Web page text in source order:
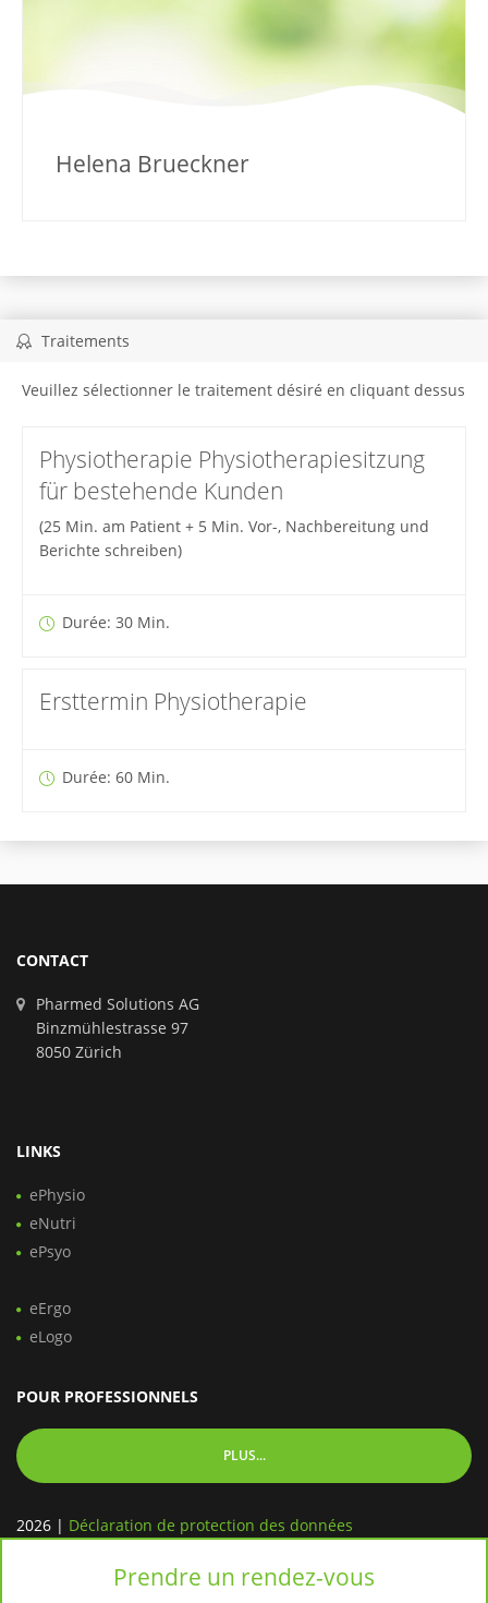
Prendre un rendez-vous
Helena Brueckner
Traitements
Veuillez sélectionner le traitement désiré en cliquant dessus
Physiotherapie Physiotherapiesitzung
für bestehende Kunden
(25 Min. am Patient + 5 Min. Vor-, Nachbereitung und
Berichte schreiben)
Durée: 30 Min.
Ersttermin Physiotherapie
Durée: 60 Min.
CONTACT
Pharmed Solutions AG
Binzmühlestrasse 97
8050 Zürich
LINKS
ePhysio
eNutri
ePsyo
eErgo
eLogo
POUR PROFESSIONNELS
PLUS...
2026 | Déclaration de protection des données